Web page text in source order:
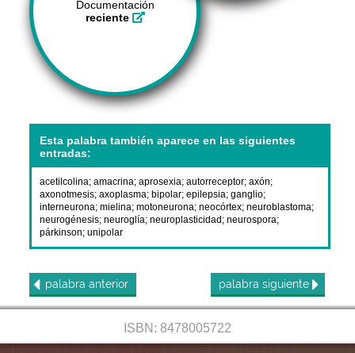
Documentación
reciente
Esta palabra también aparece en las siguientes
entradas:
acetilcolina;amacrina;aprosexia;autorreceptor;axón;
axonotmesis;axoplasma; bipolar;epilepsia;ganglio;
interneurona;mielina;motoneurona;neocórtex;neuroblastoma;
neurogénesis;neuroglía;neuroplasticidad ;neurospora;
párkinson;unipolar
palabra anterior palabra siguiente
ISBN: 8478005722